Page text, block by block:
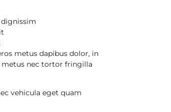
dignissim
metus dapibus dolor, in
metus nec tortor fringilla
vehicula eget quam